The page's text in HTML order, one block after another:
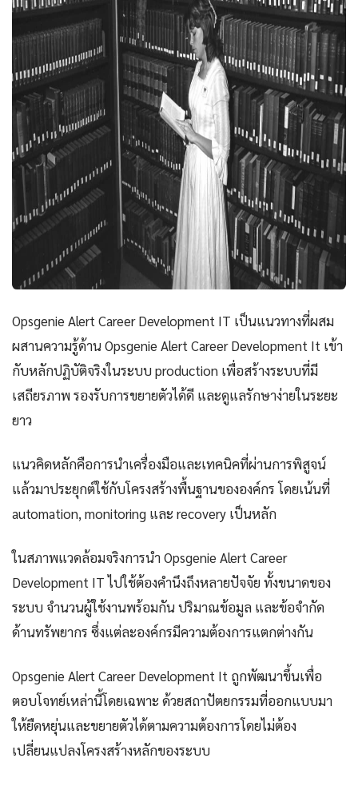
Opsgenie Alert Career Development IT เป็นแนวทางที่ผสม
ผสานความรู้ด้าน Opsgenie Alert Career Development It เข้า
กับหลักปฏิบัติจริงในระบบ production เพื่อสร้างระบบที่มี
เสถียรภาพ รองรับการขยายตัวได้ดี และดูแลรักษาง่ายในระยะ
ยาว
แนวคิดหลักคือการนำเครื่องมือและเทคนิคที่ผ่านการพิสูจน์
แล้วมาประยุกต์ใช้กับโครงสร้างพื้นฐานขององค์กร โดยเน้นที่
automation, monitoring และ recovery เป็นหลัก
ในสภาพแวดล้อมจริงการนำ Opsgenie Alert Career
Development IT ไปใช้ต้องคำนึงถึงหลายปัจจัย ทั้งขนาดของ
ระบบ จำนวนผู้ใช้งานพร้อมกัน ปริมาณข้อมูล และข้อจำกัด
ด้านทรัพยากร ซึ่งแต่ละองค์กรมีความต้องการแตกต่างกัน
Opsgenie Alert Career Development It ถูกพัฒนาขึ้นเพื่อ
ตอบโจทย์เหล่านี้โดยเฉพาะ ด้วยสถาปัตยกรรมที่ออกแบบมา
ให้ยืดหยุ่นและขยายตัวได้ตามความต้องการโดยไม่ต้อง
เปลี่ยนแปลงโครงสร้างหลักของระบบ